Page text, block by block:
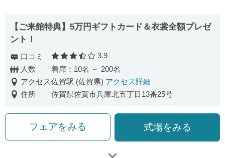
【ご来館特典】5万円ギフトカード＆衣裳全額プレゼ
ント！
口コミ 口コミ評価
3.9
人数
着席：10名 ～ 200名
アクセス佐賀駅 (佐賀県) アクセス詳細
住所
佐賀県佐賀市兵庫北五丁目13番25号
フェアをみる 式場をみる